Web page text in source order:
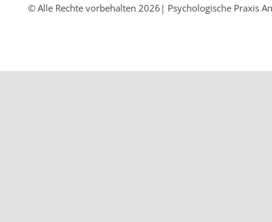
© Alle Rechte vorbehalten 2026| Psychologische Praxis